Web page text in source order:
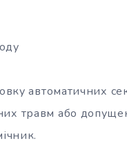
автоматичних
травм або